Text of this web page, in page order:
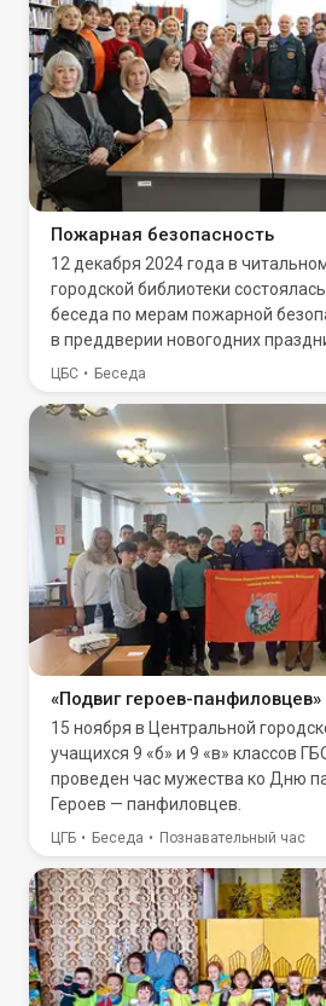
Пожарная безопасность
12 декабря 2024 года в
городской библиотеки
беседа по мерам пожарной
в преддверии новогодних
ЦБС Беседа
«Подвиг героев-панфиловцев»
15 ноября в Центральной
учащихся 9 «б» и 9 «в» классов
проведен час мужества ко Дню
Героев — панфиловцев.
ЦГБ Беседа Познавательный час